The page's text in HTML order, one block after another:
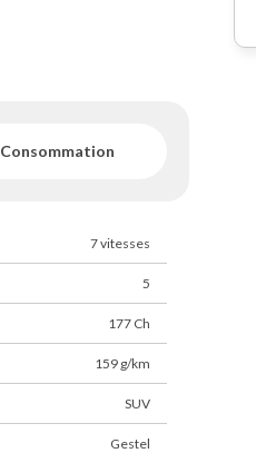
Consommation
7 vitesses
5
177 Ch
159 g/km
SUV
Gestel